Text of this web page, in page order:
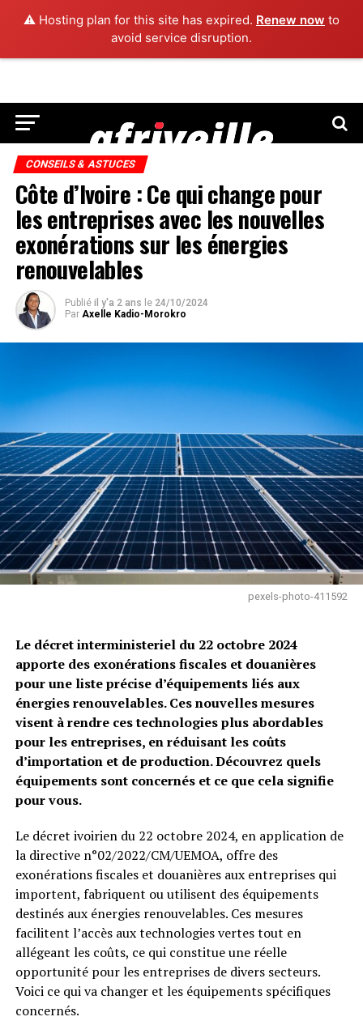
⚠️ Hosting plan for this site has expired. Renew now to
avoid service disruption.
CONSEILS & ASTUCES
Côte d’Ivoire : Ce qui change pour
les entreprises avec les nouvelles
exonérations sur les énergies
renouvelables
Publié il y'a 2 ans le 24/10/2024
Par Axelle Kadio-Morokro
pexels-photo-411592
Le décret interministeriel du 22 octobre 2024
apporte des exonérations fiscales et douanières
pour une liste précise d’équipements liés aux
énergies renouvelables. Ces nouvelles mesures
visent à rendre ces technologies plus abordables
pour les entreprises, en réduisant les coûts
d’importation et de production. Découvrez quels
équipements sont concernés et ce que cela signifie
pour vous.
Le décret ivoirien du 22 octobre 2024, en application de
la directive n°02/2022/CM/UEMOA, offre des
exonérations fiscales et douanières aux entreprises qui
importent, fabriquent ou utilisent des équipements
destinés aux énergies renouvelables. Ces mesures
facilitent l’accès aux technologies vertes tout en
allégeant les coûts, ce qui constitue une réelle
opportunité pour les entreprises de divers secteurs.
Voici ce qui va changer et les équipements spécifiques
concernés.